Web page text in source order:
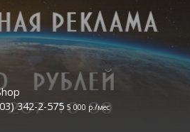
342-2-575 5 000 р./мес